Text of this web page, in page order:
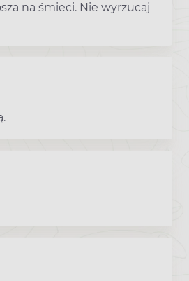
na śmieci. Nie wyrzucaj